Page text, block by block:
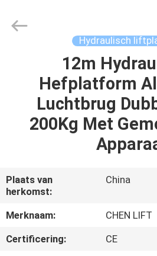
PRODUCTEN
FABRIEKSTOCHT
LTD.
Hydraulisch
12m
Hefplatform
Luchtbrug
200Kg Met
Plaats van
herkomst:
China
Merknaam:
CHEN LIFT
Certificering:
CE